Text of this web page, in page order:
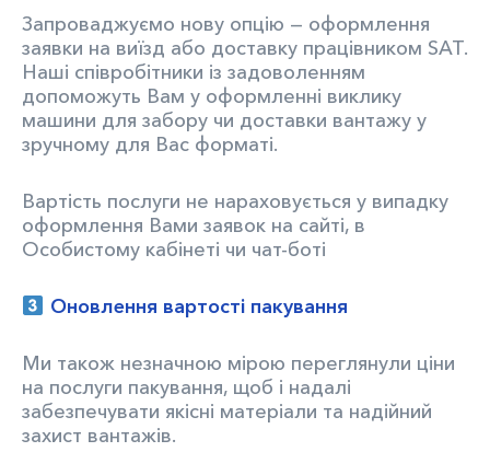
Запроваджуємо нову опцію — оформлення
заявки на виїзд або доставку працівником SAT.
Наші співробітники із задоволенням
допоможуть Вам у оформленні виклику
машини для забору чи доставки вантажу у
зручному для Вас форматі.
Вартість послуги не нараховується у випадку
оформлення Вами заявок на сайті, в
Особистому кабінеті чи чат-боті
Оновлення вартості пакування
Ми також незначною мірою переглянули ціни
на послуги пакування, щоб і надалі
забезпечувати якісні матеріали та надійний
захист вантажів.